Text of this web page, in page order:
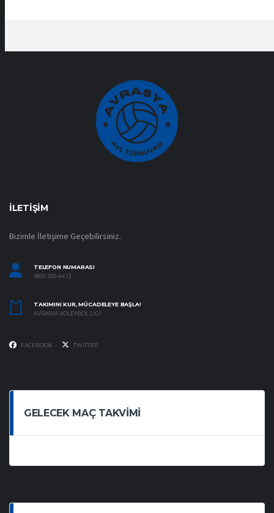
İLETIŞIM
Bizimle İletişime Geçebilirsiniz.
TELEFON NUMARASI
0850 309 44 13
TAKIMINI KUR, MÜCADELEYE BAŞLA!
AVRASYA VOLEYBOL LIGI
FACEBOOK TWITTER
GELECEK MAÇ TAKVIMI